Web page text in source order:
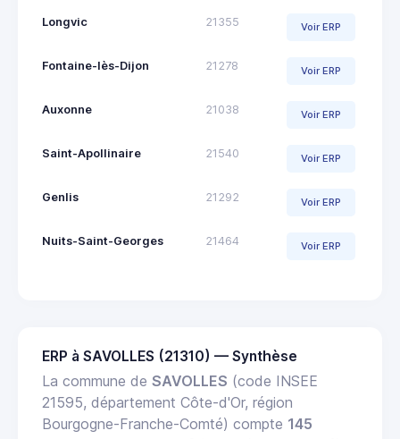
Longvic 21355 Voir ERP
Fontaine-lès-Dijon 21278 Voir ERP
Auxonne 21038 Voir ERP
Saint-Apollinaire 21540 Voir ERP
Genlis 21292 Voir ERP
Nuits-Saint-Georges 21464 Voir ERP
ERP à SAVOLLES (21310) — Synthèse
La commune de SAVOLLES (code INSEE
21595, département Côte-d'Or, région
Bourgogne-Franche-Comté) compte 145